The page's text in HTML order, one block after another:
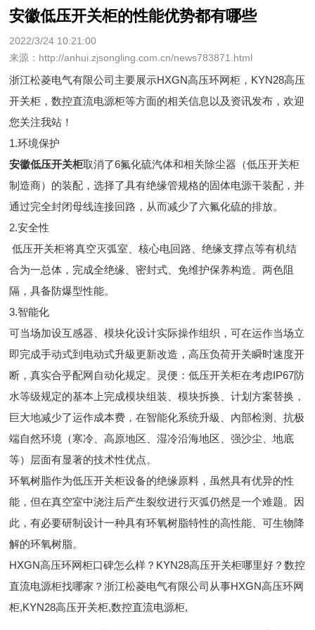
安徽低压开关柜的性能优势都有哪些
2022/3/24 10:21:00
来源：http://anhui.zjsongling.com.cn/news783871.html
浙江松菱电气有限公司主要展示HXGN高压环网柜 ，KYN28高压
开关柜，数控直流电源柜等方面的相关信息以及资讯发布，欢迎
您关注我站！
1.环境保护
安徽低压开关柜取消了6氟化硫汽体和相关除尘器（低压开关柜
制造商）的装配，选择了具有绝缘管规格的固体电源干装配，并
通过完全封闭母线连接回路，从而减少了六氟化硫的排放。
2.安全性
低压开关柜将真空灭弧室、核心电回路、绝缘支撑点等有机结
合为一总体，完成全绝缘、密封式、免维护保养构造。两色阻
隔，具备防爆型性能。
3.智能化
可当场加设互感器、模块化设计实际操作组织，可在运作当场立
即完成手动式到电动式升級更新改造，高压负荷开关瞬时速度开
断，真实合乎配网自动化规定。灵便：低压开关柜在考虑IP67防
水等级规定的基本上完成模块组装、模块拆换、计划方案替换，
巨大地减少了运作成本费，在智能化系统升級、內部检测、抗极
端自然环境（寒冷、高原地区、湿冷沿海地区、强沙尘、地底
等）层面有显著的技术性优点。
环氧树脂作为低压开关柜设备的绝缘原料，虽然具有优异的性
能，但在真空室中浇注后产生裂纹进行灭弧仍然是一个难题。因
此，有必要研制设计一种具有环氧树脂特性的高性能、可生物降
解的环氧树脂。
HXGN高压环网柜口碑怎么样？KYN28高压开关柜哪里好？数控
直流电源柜找哪家？浙江松菱电气有限公司从事HXGN高压环网
柜,KYN28高压开关柜,数控直流电源柜,